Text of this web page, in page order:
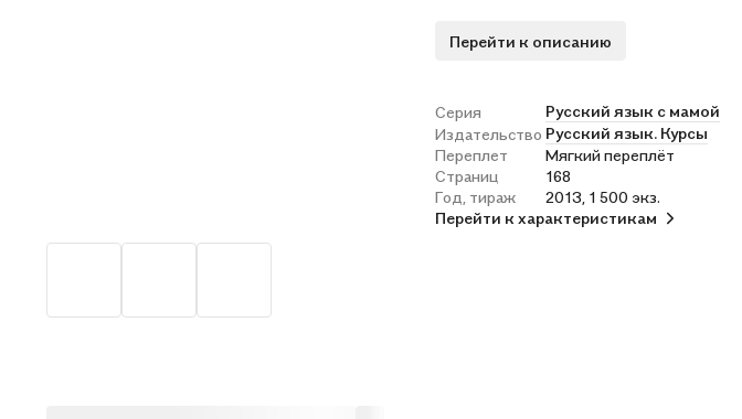
содержит разнообразные
педагогам и родителям.
Перейти к описанию
Серия
Русский язык с мамой
Издательство Русский язык. Курсы
Переплет
Мягкий переплёт
Страниц
168
Год, тираж
2013, 1 500 экз.
Перейти к характеристикам